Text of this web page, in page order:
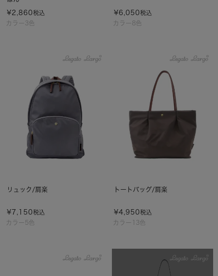
カラー3色
¥2,860税込
カラー8色
¥6,050税込
カラー5色
リュック/肩楽
¥ 7,150税込
カラー13色
トートバッグ/肩楽
¥4,950税込